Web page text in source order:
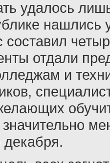
удалось
нашлись
составил
отдали
и
значительно